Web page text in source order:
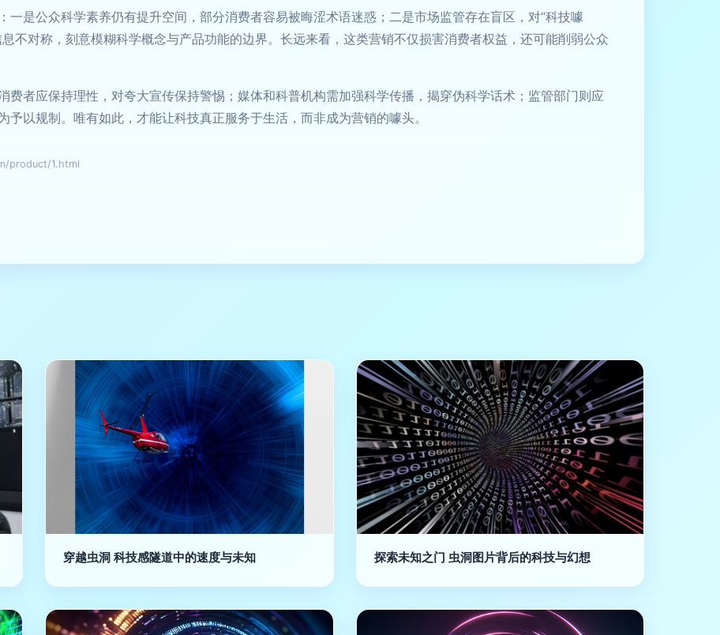
一是公众科学素养仍有提升空间，部分消费者容易被晦涩术语迷惑；二是市场监管存在盲区，对“科技噱
不对称，刻意模糊科学概念与产品功能的边界。长远来看，这类营销不仅损害消费者权益，还可能削弱公众
费者应保持理性，对夸大宣传保持警惕；媒体和科普机构需加强科学传播，揭穿伪科学话术；监管部门则应
以规制。唯有如此，才能让科技真正服务于生活，而非成为营销的噱头。
product/1.html
穿越虫洞 科技感隧道中的速度与未知 探索未知之门 虫洞图片背后的科技与幻想